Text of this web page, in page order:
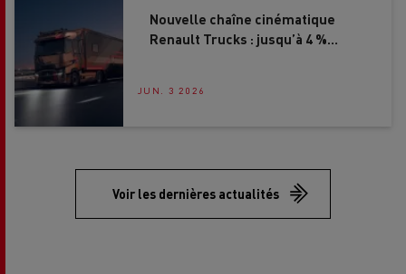
Nouvelle chaîne cinématique
Renault Trucks : jusqu’à 4 %
JUN. 3 2026
Voir les dernières actualités